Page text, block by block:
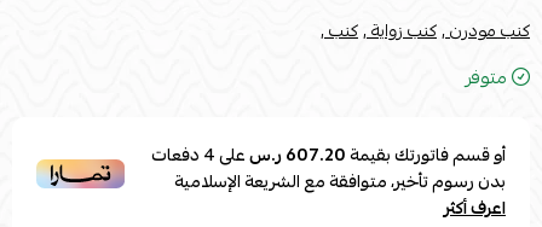
كنب مودرن ,كنب زواية ,كنب ,
متوفر
أو قسم فاتورتك بقيمة607.20 ر.س على4دفعات
بدون رسوم تأخير، متوافقة مع الشريعة الإسلامية
اعرف أكثر